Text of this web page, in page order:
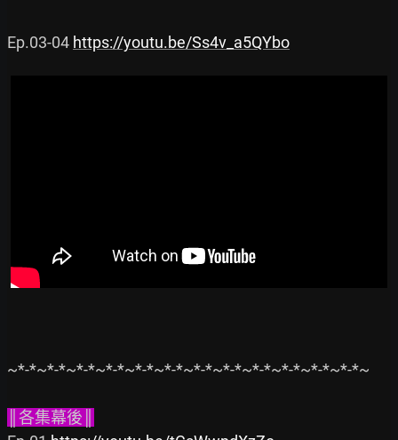
Ep.03-04 https://youtu.be/Ss4v_a5QYbo
~*-*~*-*~*-*~*-*~*-*~*-*~*-*~*-*~*-*~*-*~*-*~*-*~
║各集幕後║